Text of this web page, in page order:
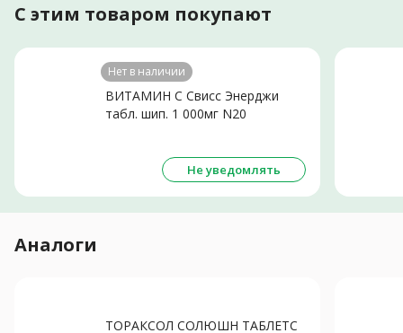
С этим товаром покупают
Нет в наличии
ВИТАМИН С Свисс Энерджи
табл. шип. 1 000мг N20
Не уведомлять
Аналоги
ТОРАКСОЛ СОЛЮШН ТАБЛЕТС